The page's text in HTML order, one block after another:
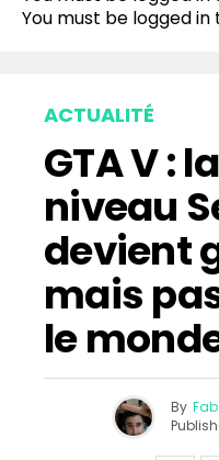
You must be logged in
ACTUALITÉ
GTA V :
niveau
devient
mais
le
By Fab